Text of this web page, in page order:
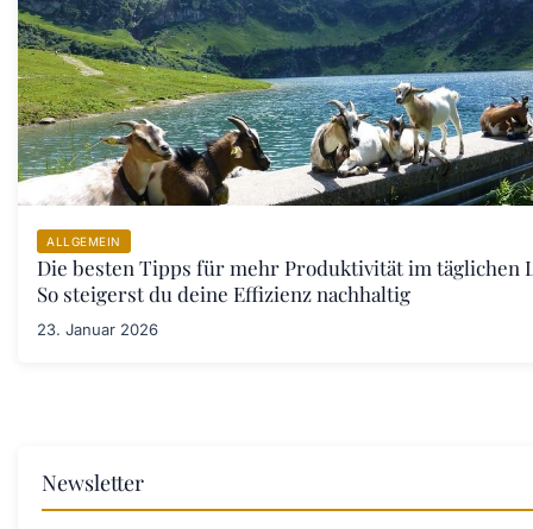
ALLGEMEIN
Die besten Tipps für mehr Produktivität im täglichen
So steigerst du deine Effizienz nachhaltig
23. Januar 2026
Newsletter